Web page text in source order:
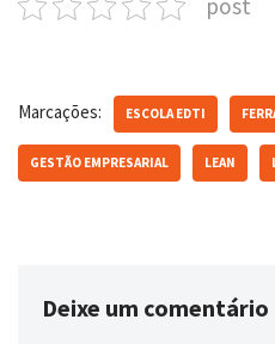
post
Marcações: ESCOLA EDTI
GESTÃO EMPRESARIAL LEAN
Deixe um comentário